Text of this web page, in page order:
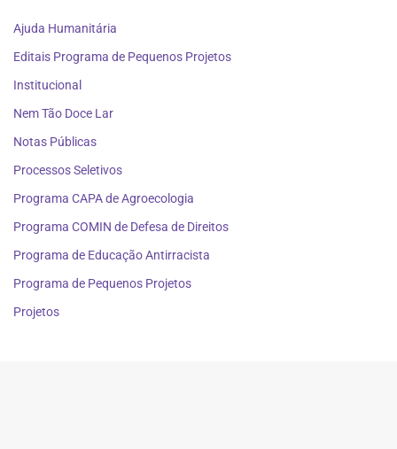
Ajuda Humanitária
Editais Programa de Pequenos Projetos
Institucional
Nem Tão Doce Lar
Notas Públicas
Processos Seletivos
Programa CAPA de Agroecologia
Programa COMIN de Defesa de Direitos
Programa de Educação Antirracista
Programa de Pequenos Projetos
Projetos